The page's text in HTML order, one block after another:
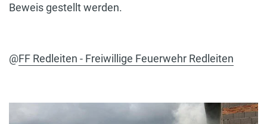
Beweis gestellt werden.
@FF Redleiten - Freiwillige Feuerwehr Redleiten